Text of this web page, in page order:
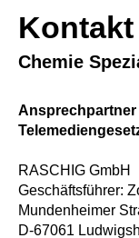
Kontakt
Chemie
RASCHIG GmbH
Geschäftsführer:
Mundenheimer
D-67061